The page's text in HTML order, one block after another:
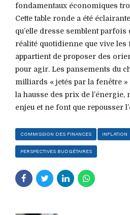
fondamentaux économiques
Cette table ronde a été
qu’elle dresse semblent parfois
réalité quotidienne que vive les
appartient de proposer des
pour agir. Les pansements du
milliards « jetés par la fenêtre
la hausse des prix de l’énergie,
enjeu et ne font que repousser
COMMISSION DES FINANCES INFLATION
PERSPECTIVES BUDGÉTAIRES